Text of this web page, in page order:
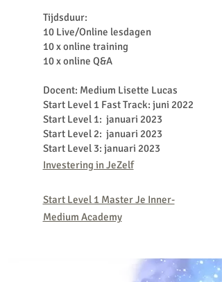
Tijdsduur:
10 Live/Online lesdagen
10 x online training
10 x online Q&A
Docent: Medium Lisette Lucas
Start Level 1 Fast Track: juni 2022
Start Level 1: januari 2023
Start Level 2: januari 2023
Start Level 3: januari 2023
Investering in JeZelf
Start Level 1 Master Je Inner-
Medium Academy